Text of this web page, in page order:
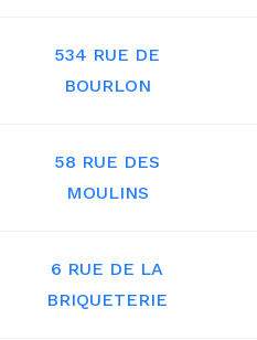
534 RUE DE
BOURLON
58 RUE DES
MOULINS
6 RUE DE LA
BRIQUETERIE